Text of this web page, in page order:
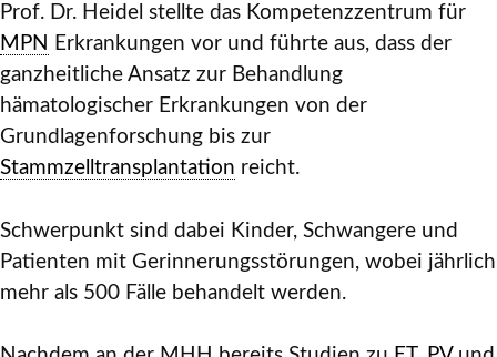
Prof. Dr. Heidel stellte das Kompetenzzentrum für
MPN Erkrankungen vor und führte aus, dass der
ganzheitliche Ansatz zur Behandlung
hämatologischer Erkrankungen von der
Grundlagenforschung bis zur
Stammzelltransplantation reicht.
Schwerpunkt sind dabei Kinder, Schwangere und
Patienten mit Gerinnerungsstörungen, wobei jährlich
mehr als 500 Fälle behandelt werden.